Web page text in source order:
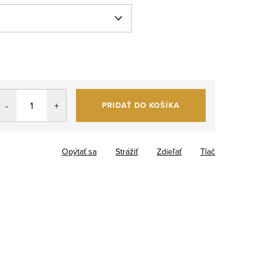
PRIDAŤ DO KOŠÍKA
Tlač
Opýtať sa Strážiť Zdieľať